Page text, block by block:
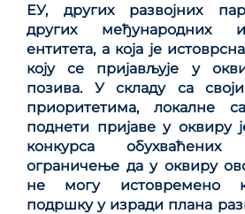
ЕУ, других развојних
других међународних
ентитета, а која је
коју се пријављује у
позива. У складу са
приоритетима, локалне
поднети пријаве у оквиру
конкурса
ограничење да у оквиру
не могу истовремено
подршку у изради плана